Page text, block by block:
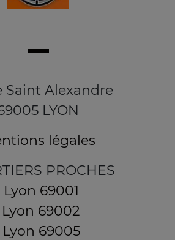
Saint Alexandre
LYON
légales
PROCHES
Lyon 69001
Lyon 69002
Lyon 69005